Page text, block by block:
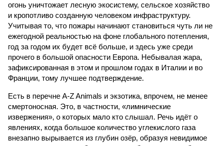
огонь уничтожает лесную экосистему, сельское хозяйство
и кропотливо созданную человеком инфраструктуру.
Учитывая то, что пожары начинают становиться чуть ли не
ежегодной реальностью на фоне глобального потепления,
год за годом их будет всё больше, и здесь уже среди
прочего в большой опасности Европа. Небывалая жара,
зафиксированная в этом и прошлом годах в Италии и во
Франции, тому лучшее подтверждение.
Есть в перечне A-Z Animals и экзотика, впрочем, не менее
смертоносная. Это, в частности, «лимнические
извержения», о которых мало кто слышал. Речь идёт о
явлениях, когда большое количество углекислого газа
внезапно вырывается из глубин озёр, образуя невидимое